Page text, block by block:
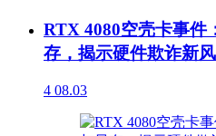
RTX 4080空壳卡事件
存，揭示硬件欺诈新
4 08.03